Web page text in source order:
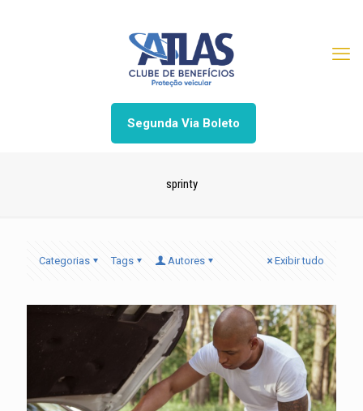
Segunda Via Boleto
sprinty
Categorias Tags Autores Exibir tudo